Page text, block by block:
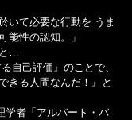
いて必要な行動を うま
能性の認知。」
…
自己評価』のことで、
きる人間なんだ！』と
学者「アルバート・バ